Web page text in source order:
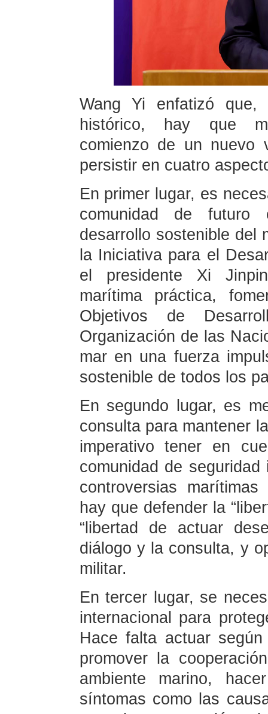
Wang Yi enfatizó
histórico, hay que
comienzo de un nuevo
persistir en cuatro
En primer lugar, es
comunidad de futuro
desarrollo sostenible del
la Iniciativa para el
el presidente Xi
marítima práctica,
Objetivos de
Organización de las
mar en una fuerza
sostenible de todos los
En segundo lugar, es
consulta para mantener
imperativo tener en
comunidad de
controversias
hay que defender la
“libertad de actuar
diálogo y la consulta, y
militar.
En tercer lugar, se
internacional para
Hace falta actuar
promover la
ambiente marino,
síntomas como las